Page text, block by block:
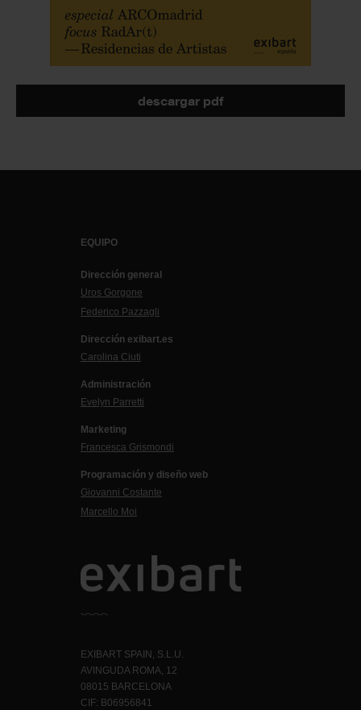
descargar pdf
EQUIPO
Dirección general
Uros Gorgone
Federico Pazzagli
Dirección exibart.es
Carolina Ciuti
Administración
Evelyn Parretti
Marketing
Francesca Grismondi
Programación y diseño web
Giovanni Costante
Marcello Moi
EXIBART SPAIN, S.L.U.
AVINGUDA ROMA, 12
08015 BARCELONA
CIF: B06956841